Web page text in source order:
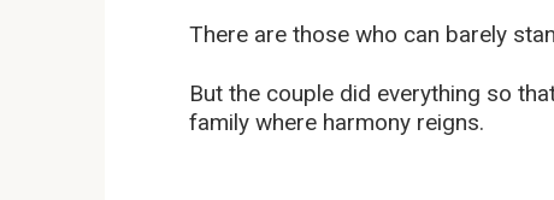
There are those who can barely
But the couple did everything so
family where harmony reigns.